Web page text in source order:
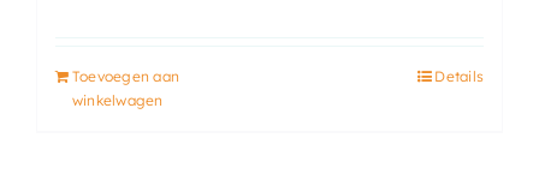
Toevoegen aan
winkelwagen
Details